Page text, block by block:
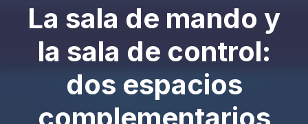
La sala de mando y
la sala de control:
dos espacios
complementarios